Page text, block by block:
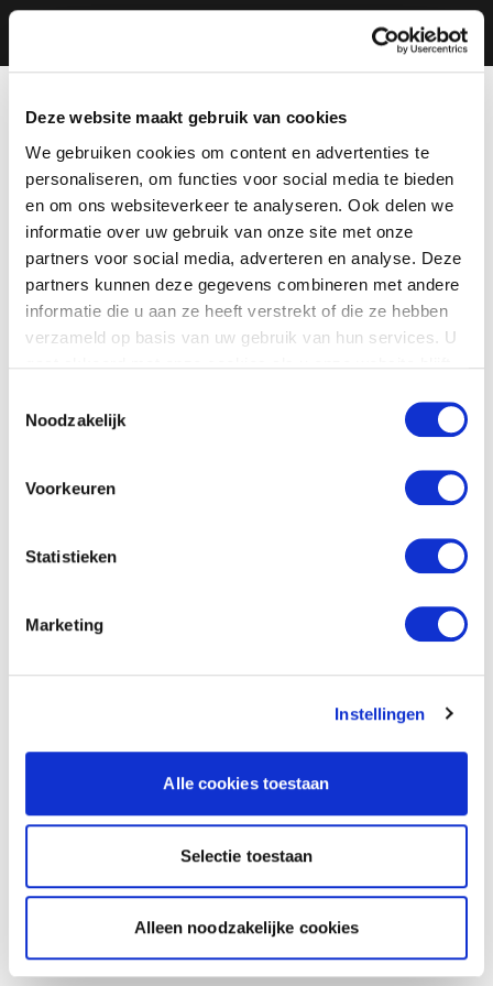
Deze website maakt gebruik van cookies
We gebruiken cookies om content en advertenties te
personaliseren, om functies voor social media te bieden
en om ons websiteverkeer te analyseren. Ook delen we
informatie over uw gebruik van onze site met onze
partners voor social media, adverteren en analyse. Deze
partners kunnen deze gegevens combineren met andere
informatie die u aan ze heeft verstrekt of die ze hebben
verzameld op basis van uw gebruik van hun services. U
Noodzakelijk
Voorkeuren
Statistieken
Marketing
Instellingen
Alle cookies toestaan
Selectie toestaan
Alleen noodzakelijke cookies